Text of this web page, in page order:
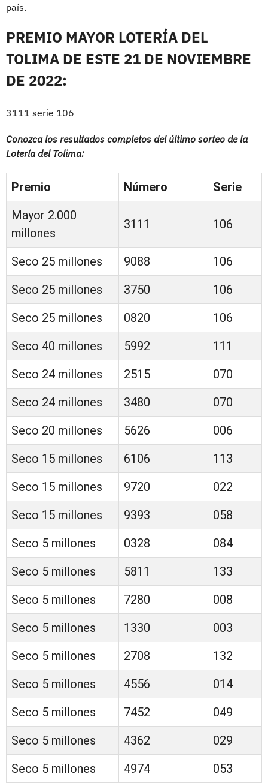
país.
PREMIO MAYOR LOTERÍA DEL
TOLIMA DE ESTE 21 DE NOVIEMBRE
DE 2022:
3111 serie 106
Conozca los resultados completos del último sorteo de la
Lotería del Tolima:
Premio Número
Serie
Mayor 2.000
millones
3111 106
Seco 25 millones 9088
106
Seco 25 millones
3750
106
Seco 25 millones
0820
106
Seco 40 millones
5992
111
Seco 24 millones
2515
070
Seco 24 millones
3480
070
Seco 20 millones
5626
006
Seco 15 millones
6106
113
Seco 15 millones
9720
022
Seco 15 millones
9393
058
Seco 5 millones
0328
084
Seco 5 millones
5811
133
Seco 5 millones
7280
008
Seco 5 millones
1330
003
Seco 5 millones
2708
132
Seco 5 millones
4556
014
Seco 5 millones
7452
049
Seco 5 millones
4362
029
Seco 5 millones
4974 053